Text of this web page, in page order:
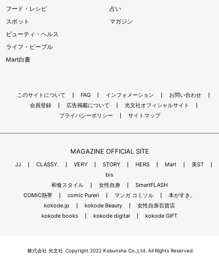
フード・レシピ
スポット
ビューティ・ヘルス
ライフ・ピープル
Mart白書
占い
マガジン
このサイトについて FAQ インフォメーション
お問い合わせ
会員登録
広告掲載について
光文社オフィシャルサイト
プライバシーポリシー
サイトマップ
MAGAZINE OFFICIAL SITE
JJ CLASSY. VERY STORY HERS Mart
美ST
bis
和食スタイル
女性自身
SmartFLASH
COMIC熱帯
comic Pureri マンガ コミソル
本がすき。
kokode.jp
kokode Beauty
女性自身百貨店
kokode books
kokode digital kokode GIFT
株式会社 光文社 Copyright 2022 Kobunsha Co.,Ltd. All Rights Reserved.